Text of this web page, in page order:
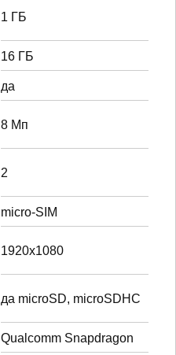
1 ГБ
16 ГБ
да
8 Мп
2
micro-SIM
1920x1080
да microSD, microSDHC
Qualcomm Snapdragon